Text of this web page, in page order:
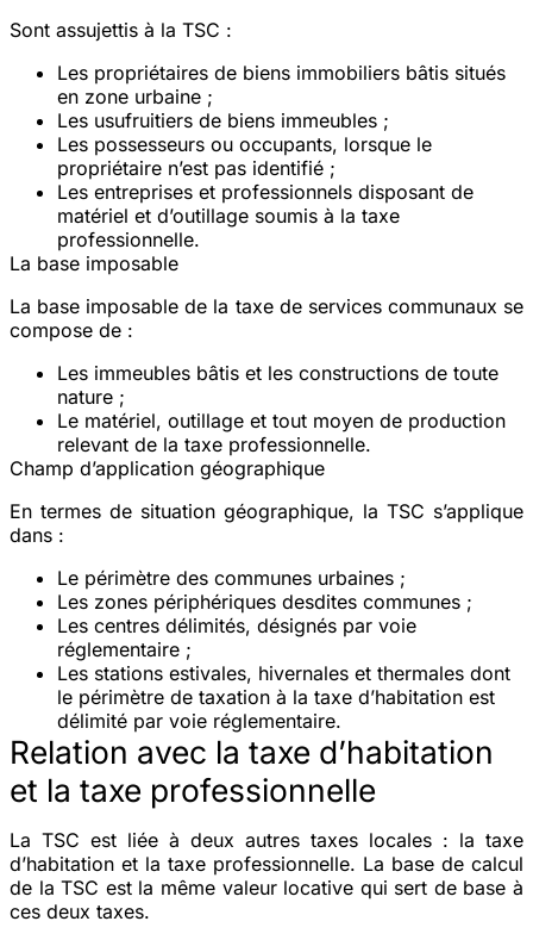
Sont assujettis à la TSC :
Les propriétaires de biens immobiliers bâtis situés
en zone urbaine ;
Les usufruitiers de biens immeubles ;
Les possesseurs ou occupants, lorsque le
propriétaire n’est pas identifié ;
Les entreprises et professionnels disposant de
matériel et d’outillage soumis à la taxe
professionnelle.
La base imposable
La base imposable de la taxe de services communaux se
compose de :
Les immeubles bâtis et les constructions de toute
nature ;
Le matériel, outillage et tout moyen de production
relevant de la taxe professionnelle.
Champ d’application géographique
En termes de situation géographique, la TSC s’applique
dans :
Le périmètre des communes urbaines ;
Les zones périphériques desdites communes ;
Les centres délimités, désignés par voie
réglementaire ;
Les stations estivales, hivernales et thermales dont
le périmètre de taxation à la taxe d’habitation est
délimité par voie réglementaire.
Relation avec la taxe d’habitation
et la taxe professionnelle
La TSC est liée à deux autres taxes locales : la taxe
d’habitation et la taxe professionnelle. La base de calcul
de la TSC est la même valeur locative qui sert de base à
ces deux taxes.